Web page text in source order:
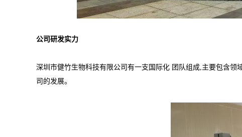
公司研发实力
深圳市健竹生物科技有限公司有一支国际化 团队组成,主要包含
司的发展。